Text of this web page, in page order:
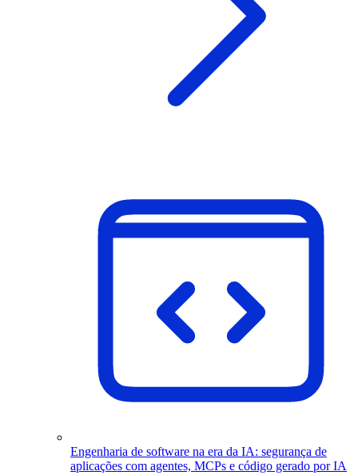
Engenharia de software na era da IA: segurança de
aplicações com agentes, MCPs e código gerado por IA